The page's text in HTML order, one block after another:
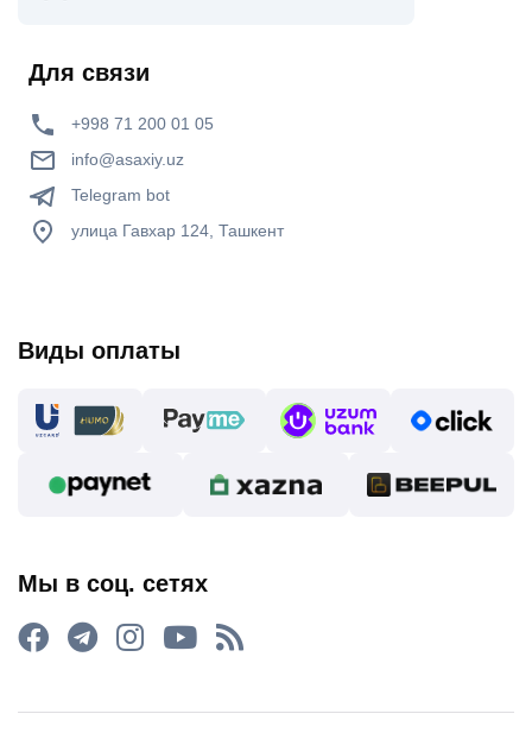
Для связи
+998 71 200 01 05
info@asaxiy.uz
Telegram bot
улица Гавхар 124, Ташкент
Виды оплаты
Мы в соц. сетях